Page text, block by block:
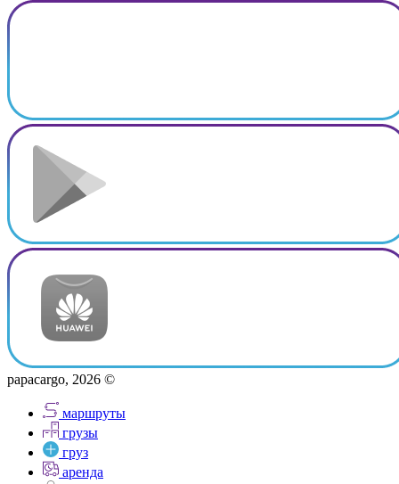
papacargo, 2026 ©
маршруты
грузы
груз
аренда